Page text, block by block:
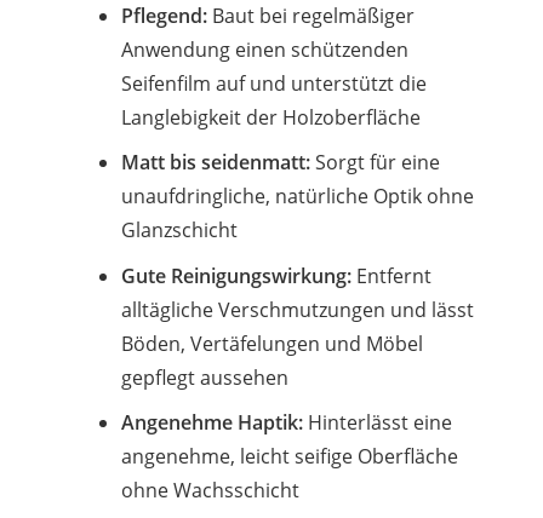
Pflegend: Baut bei regelmäßiger
Anwendung einen schützenden
Seifenfilm auf und unterstützt die
Langlebigkeit der Holzoberfläche
Matt bis seidenmatt:Sorgt für eine
unaufdringliche, natürliche Optik ohne
Glanzschicht
Gute Reinigungswirkung: Entfernt
alltägliche Verschmutzungen und lässt
Böden, Vertäfelungen und Möbel
gepflegt aussehen
Angenehme Haptik: Hinterlässt eine
angenehme, leicht seifige Oberfläche
ohne Wachsschicht